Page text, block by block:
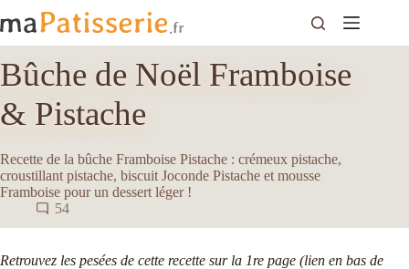
au
Bûche de Noël Framboise
& Pistache
Recette de la bûche Framboise Pistache : crémeux pistache,
croustillant pistache, biscuit Joconde Pistache et mousse
Framboise pour un dessert léger !
54
Retrouvez les pesées de cette recette sur la 1re page (lien en bas de